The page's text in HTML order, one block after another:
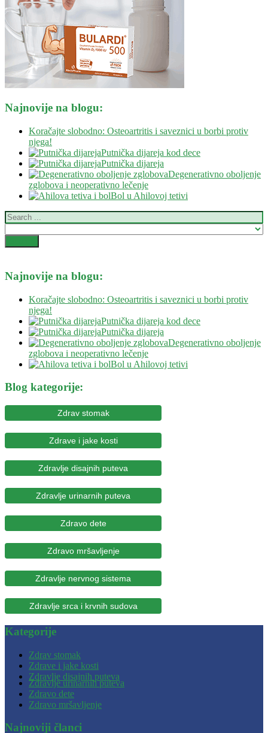
Najnovije na blogu:
Koračajte slobodno: Osteoartritis i saveznici u borbi protiv
njega!
Putnička dijareja kod dece
Putnička dijareja
Degenerativno oboljenje
zglobova i neoperativno lečenje
Bol u Ahilovoj tetivi
Najnovije na blogu:
Koračajte slobodno: Osteoartritis i saveznici u borbi protiv
njega!
Putnička dijareja kod dece
Putnička dijareja
Degenerativno oboljenje
zglobova i neoperativno lečenje
Bol u Ahilovoj tetivi
Blog kategorije:
Zdrav stomak
Zdrave i jake kosti
Zdravlje disajnih puteva
Zdravlje urinarnih puteva
Zdravo dete
Zdravo mršavljenje
Zdravlje nervnog sistema
Zdravlje srca i krvnih sudova
Kategorije
Zdrav stomak
Zdrave i jake kosti
Zdravlje disajnih puteva
Zdravlje urinarnih puteva
Zdravo dete
Zdravo mršavljenje
Najnoviji članci